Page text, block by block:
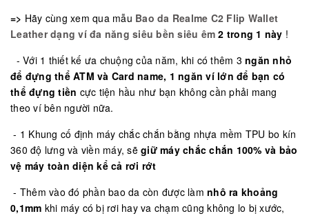
=> Hãy cùng xem qua mẫu Bao da Realme C2 Flip Wallet
Leather dạng ví đa năng siêu bền siêu êm 2 trong 1 này !
- Với 1 thiết kế ưa chuộng của năm, khi có thêm 3 ngăn nhỏ
để đựng thể ATM và Card name, 1 ngăn ví lớn để bạn có
thể đựng tiền cực tiện hầu như bạn không cần phải mang
theo ví bên người nữa.
- 1 Khung cố định máy chắc chắn bằng nhựa mềm TPU bo kín
360 độ lưng và viền máy, sẽ giữ máy chắc chắn 100% và bảo
vệ máy toàn diện kể cả rơi rớt
- Thêm vào đó phần bao da còn được làm nhô ra khoảng
0,1mm khi máy có bị rơi hay va chạm cũng không lo bị xước,